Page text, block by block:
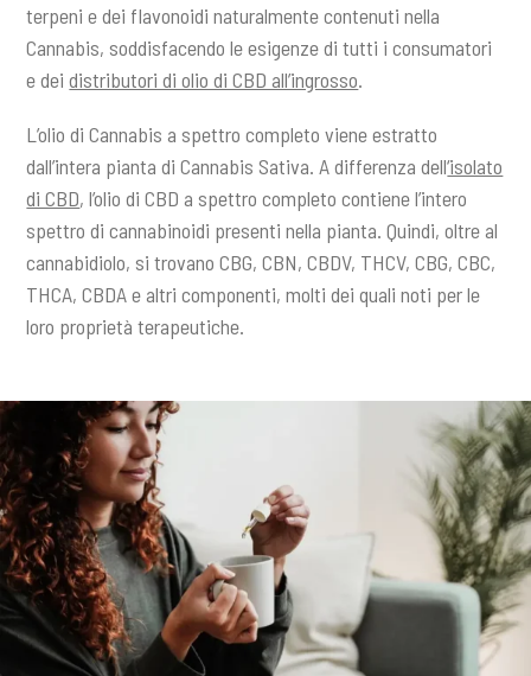
terpeni e dei flavonoidi naturalmente contenuti nella
Cannabis, soddisfacendo le esigenze di tutti i consumatori
e deidistributori di olio di CBD all’ingrosso.
L’olio di Cannabis a spettro completo viene estratto
dall’intera pianta di Cannabis Sativa. A differenza dell‘isolato
di CBD, l’olio di CBD a spettro completo contiene l’intero
spettro di cannabinoidi presenti nella pianta. Quindi, oltre al
cannabidiolo, si trovano CBG, CBN, CBDV, THCV, CBG, CBC,
THCA, CBDA e altri componenti, molti dei quali noti per le
loro proprietà terapeutiche.